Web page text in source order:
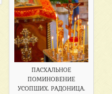
ПАСХАЛЬНОЕ
ПОМИНОВЕНИЕ
УСОПШИХ. РАДОНИЦА.